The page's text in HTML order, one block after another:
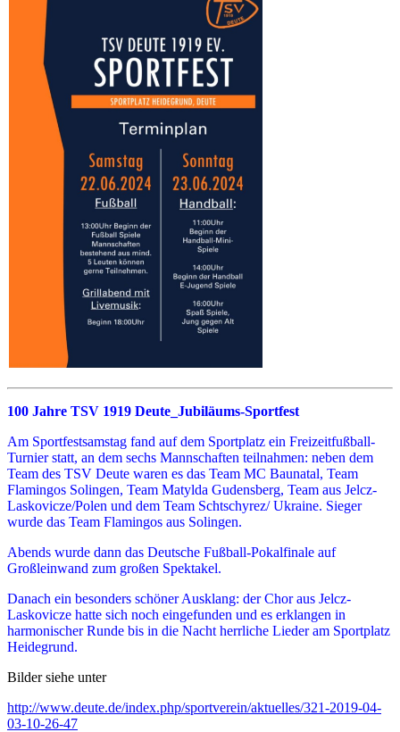
100 Jahre TSV 1919 Deute_Jubiläums-Sportfest
Am Sportfestsamstag fand auf dem Sportplatz ein Freizeitfußball-
Turnier statt, an dem sechs Mannschaften teilnahmen: neben dem
Team des TSV Deute waren es das Team MC Baunatal, Team
Flamingos Solingen, Team Matylda Gudensberg, Team aus Jelcz-
Laskovicze/Polen und dem Team Schtschyrez/ Ukraine. Sieger
wurde das Team Flamingos aus Solingen.
Abends wurde dann das Deutsche Fußball-Pokalfinale auf
Großleinwand zum großen Spektakel.
Danach ein besonders schöner Ausklang: der Chor aus Jelcz-
Laskovicze hatte sich noch eingefunden und es erklangen in
harmonischer Runde bis in die Nacht herrliche Lieder am Sportplatz
Heidegrund.
Bilder siehe unter
http://www.deute.de/index.php/sportverein/aktuelles/321-2019-04-
03-10-26-47